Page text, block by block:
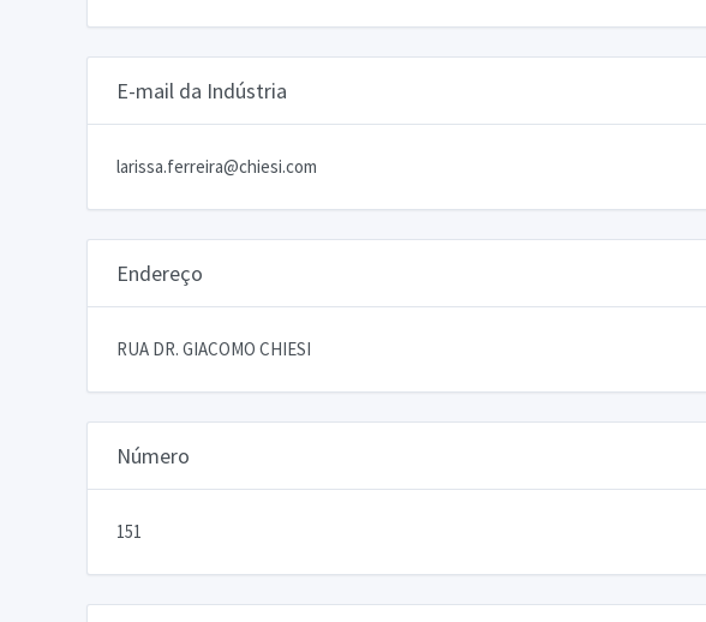
E-mail da Indústria
larissa.ferreira@chiesi.com
Endereço
RUA DR. GIACOMO CHIESI
Número
151